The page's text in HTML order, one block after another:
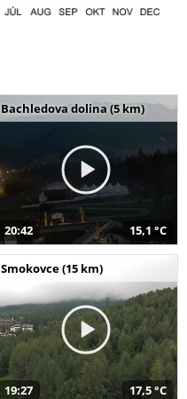
Bachledova dolina (5 km)
20:42 15,1 °C
Smokovce (15 km)
19:27 17,5 °C